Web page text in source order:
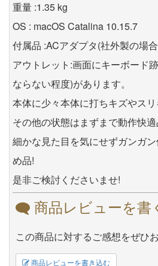
重量 :1.35 kg
OS : macOS Catalina 10.15.7
付属品 :ACアダプタ(社外製の場
アウトレット:画面にキーボード
ならない程度)があります。
本体に少々本体に打ちキズやスリ
その他の状態はまずまで動作快適
細かな見た目を気にせずガンガ
め品!
是非ご検討くださいませ!
商品レビューを書
この商品に対するご感想をぜひ
商品レビューを書き込む